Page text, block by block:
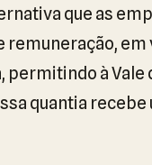
que as
em
à Vale
quantia